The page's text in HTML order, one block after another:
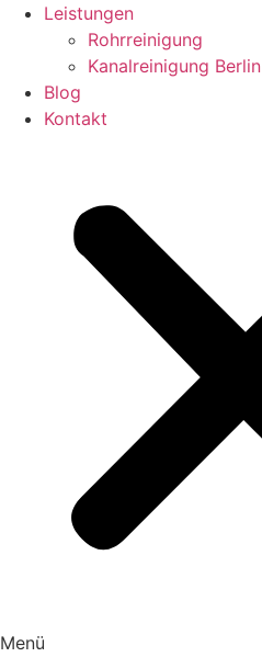
Leistungen
Rohrreinigung
Kanalreinigung Berlin
Blog
Kontakt
Menü